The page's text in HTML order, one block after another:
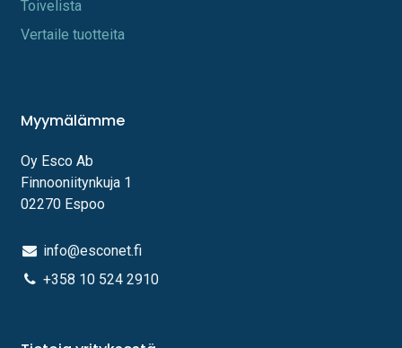
Toi​velista
Vertaile tuotteita
Myymälämme
Oy Esco Ab
Finnooniitynkuja 1
02270 Espoo
info@esconet.fi
+358 10 524 2910